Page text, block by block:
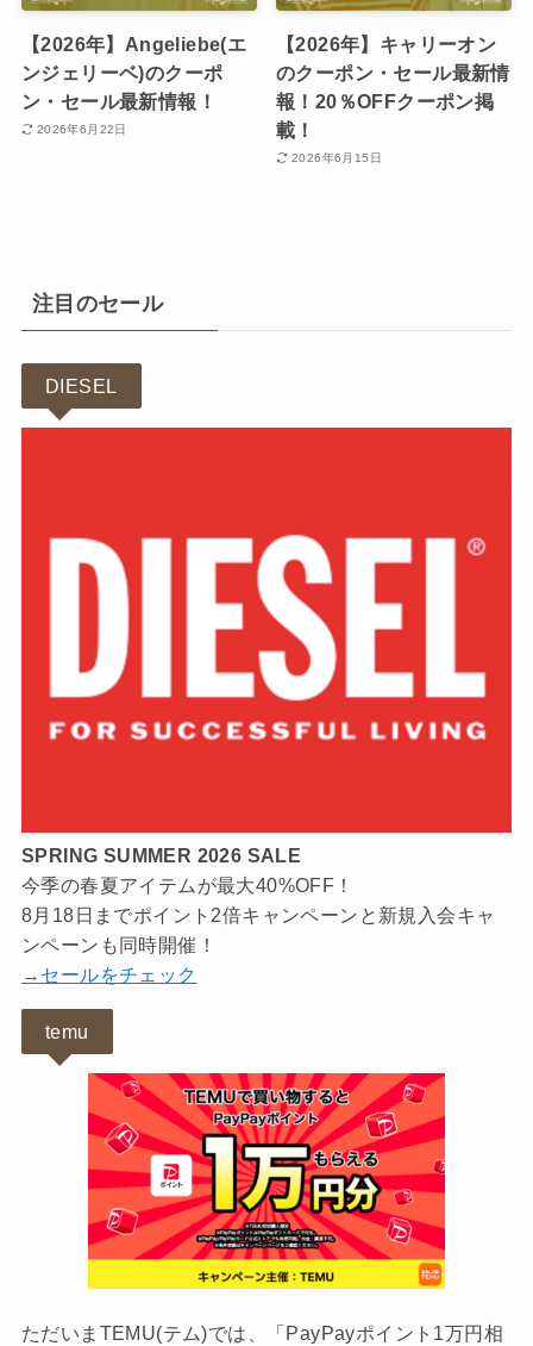
【2026年】Angeliebe(エ
ンジェリーベ)のクーポ
ン・セール最新情報！
2026年6月22日
【2026年】キャリーオン
のクーポン・セール最新情
報！20％OFFクーポン掲
載！
2026年6月15日
注目のセール
DIESEL
SPRING SUMMER 2026 SALE
今季の春夏アイテムが最大40%OFF！
8月18日までポイント2倍キャンペーンと新規入会キャ
ンペーンも同時開催！
→セールをチェック
temu
ただいまTEMU(テム)では、「PayPayポイント1万円相